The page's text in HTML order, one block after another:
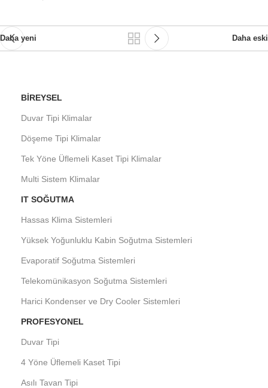
Daha yeni Daha eski
BIREYSEL
Duvar Tipi Klimalar
Döşeme Tipi Klimalar
Tek Yöne Üflemeli Kaset Tipi Klimalar
Multi Sistem Klimalar
IT SOĞUTMA
Hassas Klima Sistemleri
Yüksek Yoğunluklu Kabin Soğutma Sistemleri
Evaporatif Soğutma Sistemleri
Telekomünikasyon Soğutma Sistemleri
Harici Kondenser ve Dry Cooler Sistemleri
PROFESYONEL
Duvar Tipi
4 Yöne Üflemeli Kaset Tipi
Asılı Tavan Tipi